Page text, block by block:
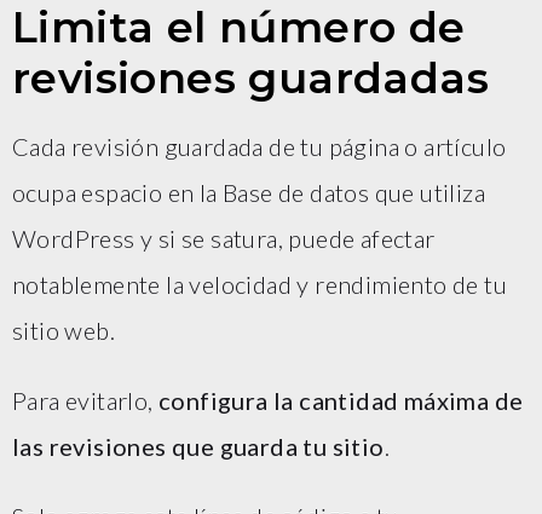
Limita el número de
revisiones guardadas
Cada revisión guardada de tu página o artículo
ocupa espacio en la Base de datos que utiliza
WordPress y si se satura, puede afectar
notablemente la velocidad y rendimiento de tu
sitio web.
Para evitarlo, configura la cantidad máxima de
las revisiones que guarda tu sitio.